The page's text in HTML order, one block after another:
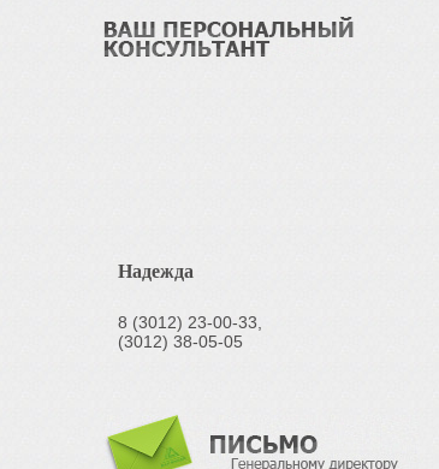
Надежда
8 (3012) 23-00-33,
(3012) 38-05-05